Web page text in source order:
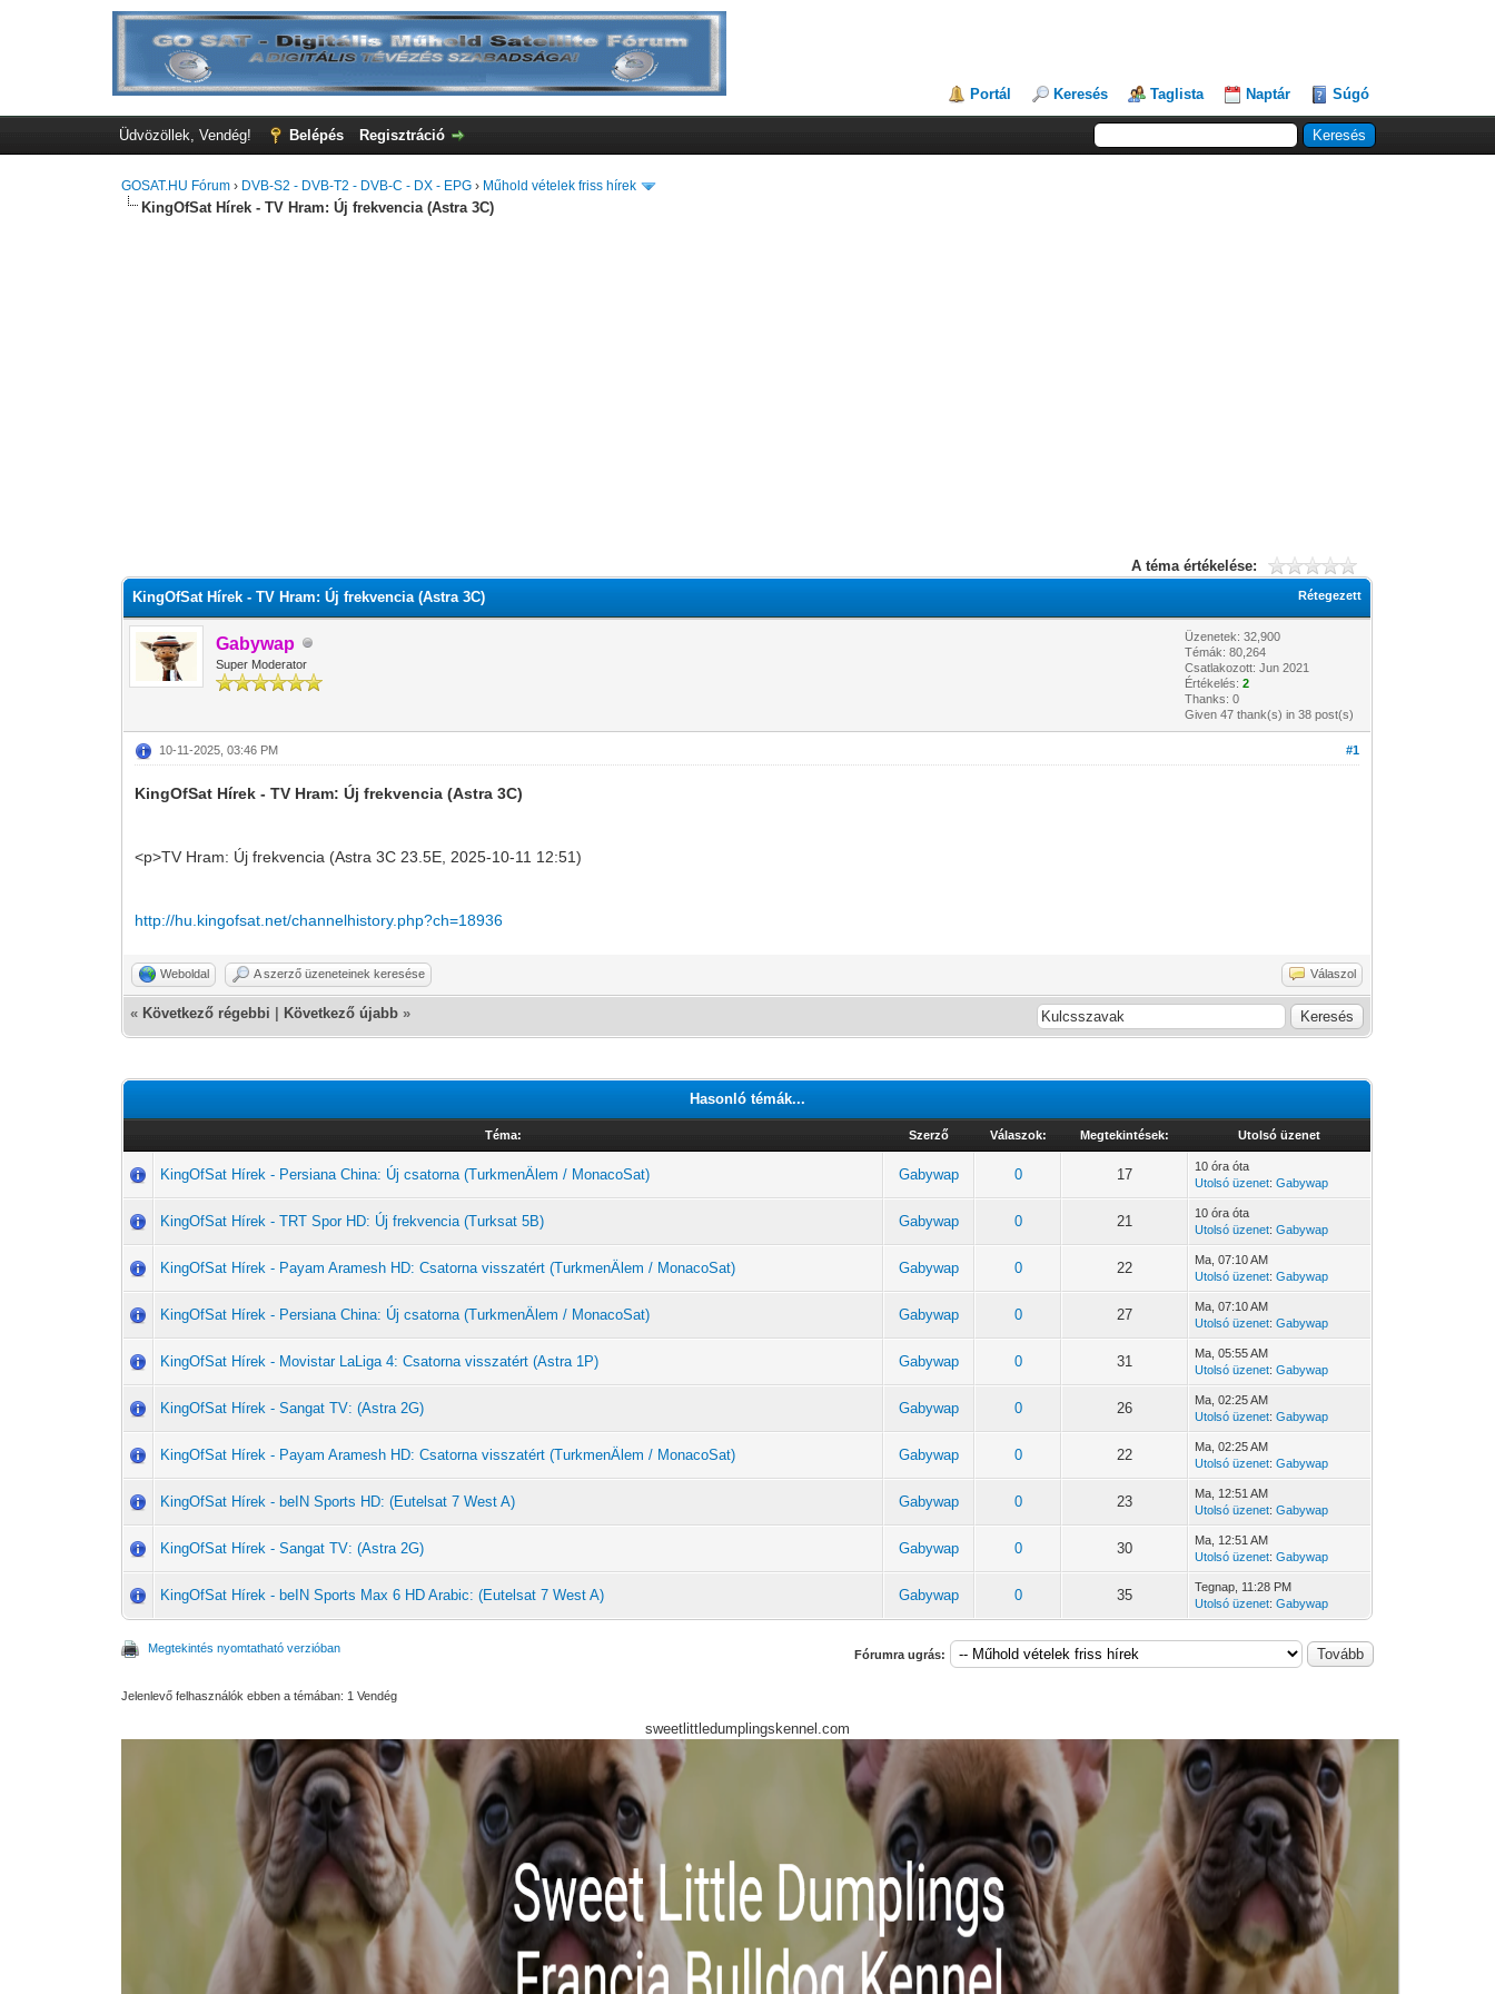
Portál Keresés Taglista Naptár Súgó
Üdvözöllek, Vendég! Belépés Regisztráció
GOSAT.HU Fórum › DVB-S2 - DVB-T2 - DVB-C - DX - EPG › Műhold vételek friss hírek
KingOfSat Hírek - TV Hram: Új frekvencia (Astra 3C)
A téma értékelése:
Rétegezett
KingOfSat Hírek - TV Hram: Új frekvencia (Astra 3C)
Gabywap
Super Moderator
Üzenetek: 32,900
Témák: 80,264
Csatlakozott: Jun 2021
Értékelés:2
Thanks: 0
Given 47 thank(s) in 38 post(s)
#1
10-11-2025, 03:46 PM
KingOfSat Hírek - TV Hram: Új frekvencia (Astra 3C)
<p>TV Hram: Új frekvencia (Astra 3C 23.5E, 2025-10-11 12:51)
http://hu.kingofsat.net/channelhistory.php?ch=18936
Weboldal A szerző üzeneteinek keresése Válaszol
« Következő régebbi Következő újabb »
Hasonló témák...
Téma: Szerző Válaszok: Megtekintések: Utolsó üzenet
KingOfSat Hírek - Persiana China: Új csatorna (TurkmenÄlem / MonacoSat) Gabywap 0 17
10 óra óta
Utolsó üzenet:Gabywap
KingOfSat Hírek - TRT Spor HD: Új frekvencia (Turksat 5B) Gabywap 0 21
10 óra óta
Utolsó üzenet:Gabywap
KingOfSat Hírek - Payam Aramesh HD: Csatorna visszatért (TurkmenÄlem / MonacoSat) Gabywap 0 22 Ma , 07:10 AM
Utolsó üzenet:Gabywap
KingOfSat Hírek - Persiana China: Új csatorna (TurkmenÄlem / MonacoSat) Gabywap 0 27 Ma , 07:10 AM
Utolsó üzenet:Gabywap
KingOfSat Hírek - Movistar LaLiga 4: Csatorna visszatért (Astra 1P) Gabywap 0 31 Ma , 05:55 AM
Utolsó üzenet:Gabywap
KingOfSat Hírek - Sangat TV: (Astra 2G) Gabywap 0 26 Ma , 02:25 AM
Utolsó üzenet:Gabywap
KingOfSat Hírek - Payam Aramesh HD: Csatorna visszatért (TurkmenÄlem / MonacoSat) Gabywap 0 22 Ma , 02:25 AM
Utolsó üzenet:Gabywap
KingOfSat Hírek - beIN Sports HD: (Eutelsat 7 West A) Gabywap 0 23 Ma , 12:51 AM
Utolsó üzenet:Gabywap
KingOfSat Hírek - Sangat TV: (Astra 2G) Gabywap 0 30 Ma , 12:51 AM
Utolsó üzenet:Gabywap
KingOfSat Hírek - beIN Sports Max 6 HD Arabic: (Eutelsat 7 West A) Gabywap 0 35 Tegnap , 11:28 PM
Utolsó üzenet:Gabywap
Megtekintés nyomtatható verzióban Fórumra ugrás:
Jelenlevő felhasználók ebben a témában: 1 Vendég
sweetlittledumplingskennel.com